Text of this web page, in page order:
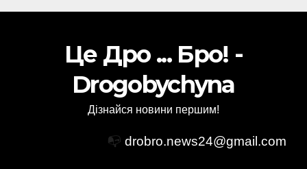
Це Дро ... Бро! -
Drogobychyna
Дізнайся новини першим!
📭 drobro.news24@gmail.com